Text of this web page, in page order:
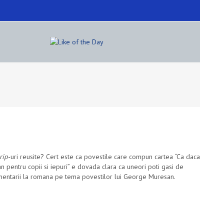
-uri reusite? Cert este ca povestile care compun cartea “Ca daca
pentru copii si iepuri” e dovada clara ca uneori poti gasi de
la romana pe tema povestilor lui George Muresan.